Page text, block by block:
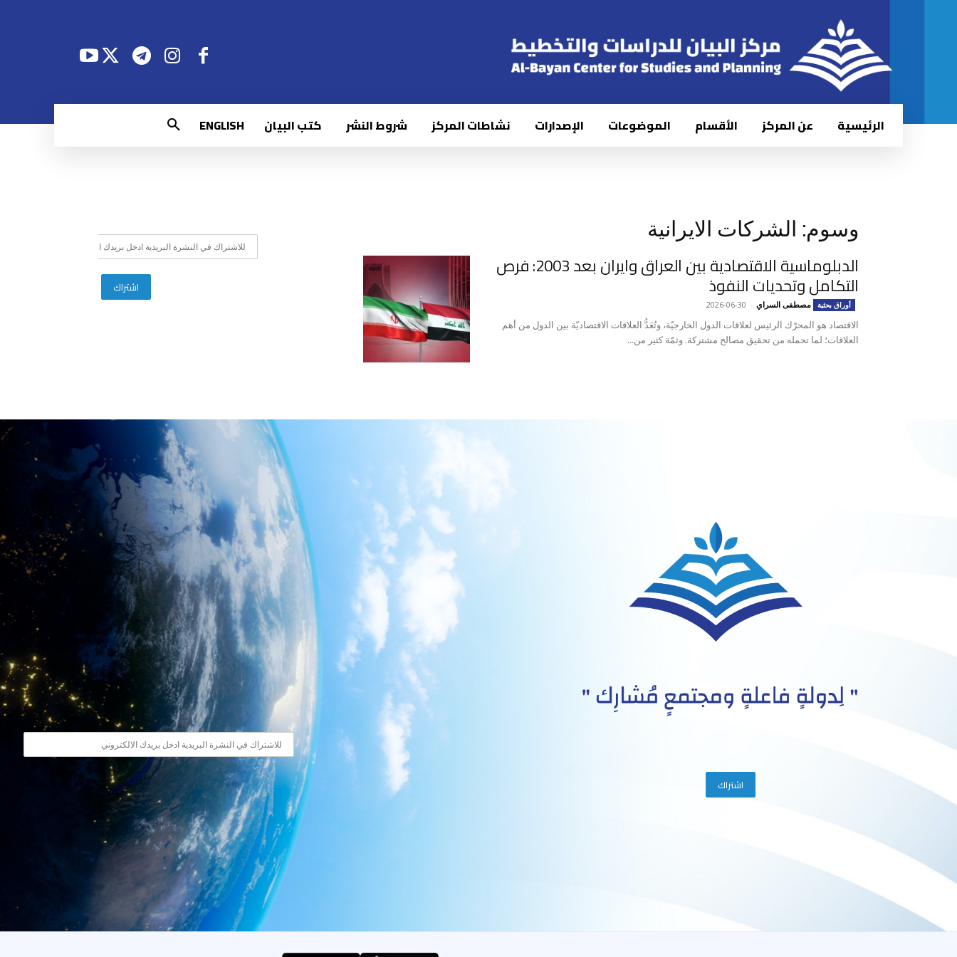
الرئيسية عن المركز الأقسام الموضوعات الإصدارات نشاطات المركز شروط النشر كتب البيان ENGLISH
وسوم: الشركات الايرانية
الدبلوماسية الاقتصادية بين العراق وايران بعد 2003: فرص
التكامل وتحديات النفوذ
أوراق بحثية مصطفى السراي -
2026-06-30
الاقتصاد هو المحرّك الرئيس لعلاقات الدول الخارجيّة، وتُعَدُّ العلاقات الاقتصاديّة بين الدول من أهم
العلاقات؛ لما تحمله من تحقيق مصالح مشتركة. وثمّة كثير من...